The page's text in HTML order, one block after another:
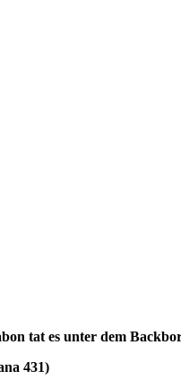
tat es unter dem
431)